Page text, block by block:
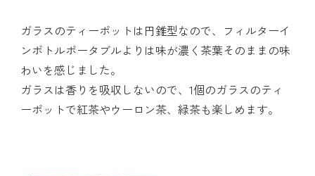
ガラスのティーポットは円錐型なので、フィルターイ
ンボトルポータブルよりは味が濃く茶葉そのままの味
わいを感じました。
ガラスは香りを吸収しないので、1個のガラスのティ
ーポットで紅茶やウーロン茶、緑茶も楽しめます。